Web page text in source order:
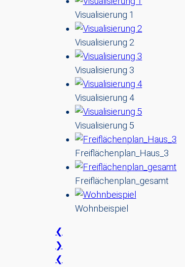
Visualisierung 1
Visualisierung 2
Visualisierung 3
Visualisierung 4
Visualisierung 5
Freiflächenplan_Haus_3
Freiflächenplan_gesamt
Wohnbeispiel
❮
❯
❮